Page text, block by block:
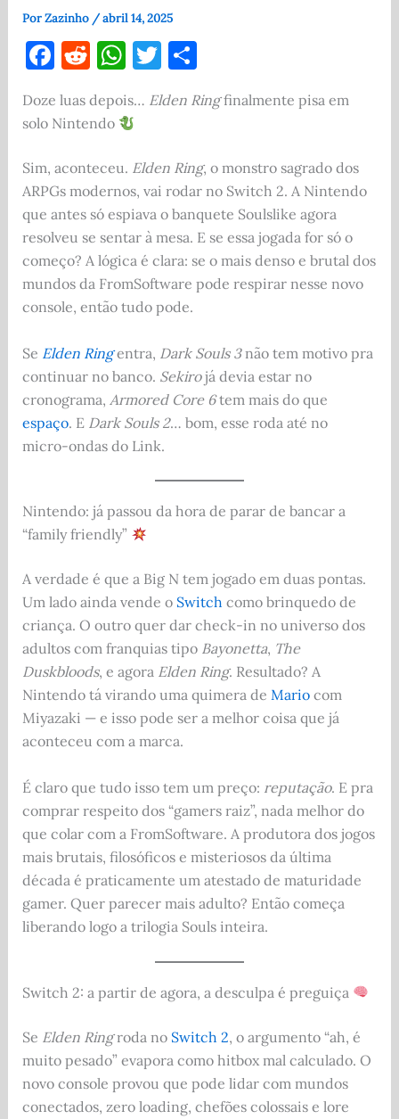
PorZazinho /abril 14, 2025
F
c
e
b
o
o
k
R
d
di
t
W
at
s
A
p
p
T
it
r
S
ar
Doze luas depois… Elden Ringfinalmente pisa em
solo Nintendo
Sim, aconteceu. Elden Ring, o monstro sagrado dos
ARPGs modernos, vai rodar no Switch 2. A Nintendo
que antes só espiava o banquete Soulslike agora
resolveu se sentar à mesa. E se essa jogada for só o
começo? A lógica é clara: se o mais denso e brutal dos
mundos da FromSoftware pode respirar nesse novo
console, então tudo pode.
Se Elden Ringentra, Dark Souls 3não tem motivo pra
continuar no banco. Sekirojá devia estar no
cronograma, Armored Core 6tem mais do que
espaço. E Dark Souls 2… bom, esse roda até no
micro-ondas do Link.
Nintendo: já passou da hora de parar de bancar a
“family friendly”
A verdade é que a Big N tem jogado em duas pontas.
Um lado ainda vende o Switch como brinquedo de
criança. O outro quer dar check-in no universo dos
adultos com franquias tipo Bayonetta, The
Duskbloods, e agora Elden Ring. Resultado? A
Nintendo tá virando uma quimera de Mariocom
Miyazaki — e isso pode ser a melhor coisa que já
aconteceu com a marca.
É claro que tudo isso tem um preço: reputação. E pra
comprar respeito dos “gamers raiz”, nada melhor do
que colar com a FromSoftware. A produtora dos jogos
mais brutais, filosóficos e misteriosos da última
década é praticamente um atestado de maturidade
gamer. Quer parecer mais adulto? Então começa
liberando logo a trilogia Souls inteira.
Switch 2: a partir de agora, a desculpa é preguiça
Se Elden Ringroda no Switch 2, o argumento “ah, é
muito pesado” evapora como hitbox mal calculado. O
novo console provou que pode lidar com mundos
conectados, zero loading, chefões colossais e lore